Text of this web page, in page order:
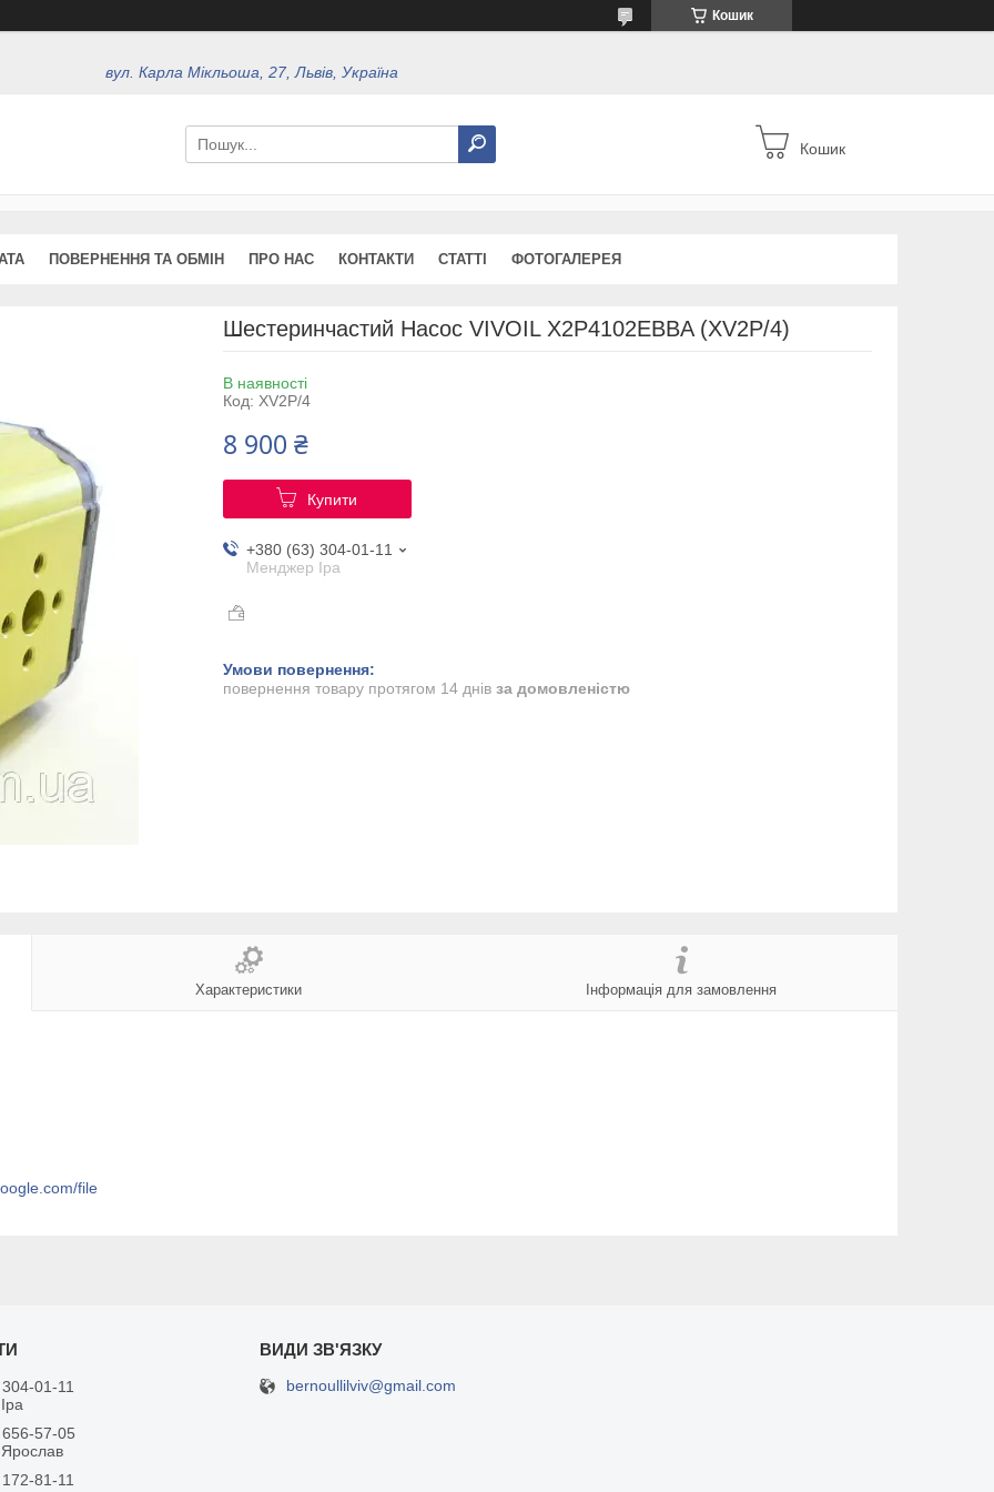
Кошик
вул. Карла Мікльоша, 27, Львів, Україна
Кошик
ПОВЕРНЕННЯ ТА ОБМІН ПРО НАС КОНТАКТИ СТАТТІ ФОТОГАЛЕРЕЯ
Шестеринчастий Насос VIVOIL X2P4102EBBA (XV2P/4)
В наявності
Код: XV2P/4
8 900 ₴
Купити
+380 (63) 304-01-11
Менджер Іра
повернення товару протягом 14 днів за домовленістю
Характеристики Інформація для замовлення
file
01-11
57-05
81-11
bernoullilviv@gmail.com